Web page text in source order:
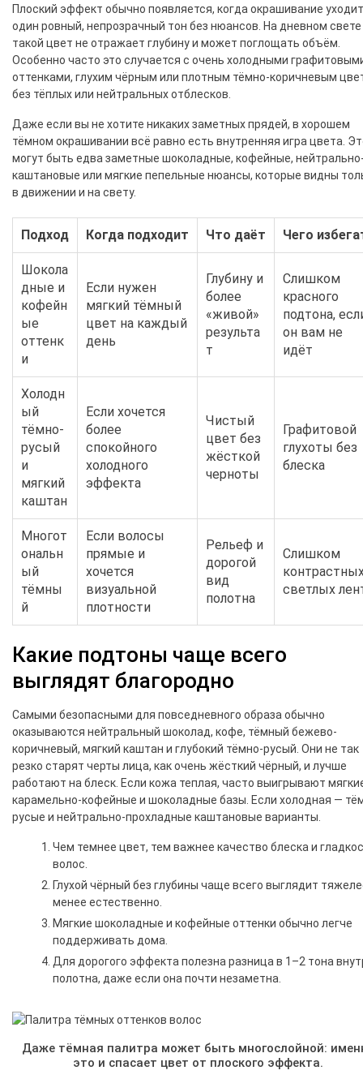
Плоский эффект обычно появляется, когда окрашивание
один ровный, непрозрачный тон без нюансов. На дневном свете
такой цвет не отражает глубину и может поглощать объём.
Особенно часто это случается с очень холодными
оттенками, глухим чёрным или плотным тёмно-коричневым
без тёплых или нейтральных отблесков.
Даже если вы не хотите никаких заметных прядей, в хорошем
тёмном окрашивании всё равно есть внутренняя игра цвета.
могут быть едва заметные шоколадные, кофейные,
каштановые или мягкие пепельные нюансы, которые видны
в движении и на свету.
Подход Когда подходит Что даёт Чего
Шокола
дные и
кофейн
ые
оттенк
и
Если нужен
мягкий тёмный
цвет на каждый
день
Глубину и
более
«живой»
результа
т
Слишком
красного
подтона,
он вам не
идёт
Холодн
ый
тёмно-
русый
и
мягкий
каштан
Если хочется
более
спокойного
холодного
эффекта
Чистый
цвет без
жёсткой
черноты
Графитовой
глухоты без
блеска
Многот
ональн
ый
тёмны
й
Если волосы
прямые и
хочется
визуальной
плотности
Рельеф и
дорогой
вид
полотна
Слишком
светлых
Какие подтоны чаще всего
выглядят благородно
Самыми безопасными для повседневного образа обычно
оказываются нейтральный шоколад, кофе, тёмный бежево-
коричневый, мягкий каштан и глубокий тёмно-русый. Они не так
резко старят черты лица, как очень жёсткий чёрный, и лучше
работают на блеск. Если кожа теплая, часто выигрывают
карамельно-кофейные и шоколадные базы. Если холодная —
русые и нейтрально-прохладные каштановые варианты.
Чем темнее цвет, тем важнее качество блеска и
волос.
Глухой чёрный без глубины чаще всего выглядит
менее естественно.
Мягкие шоколадные и кофейные оттенки обычно легче
поддерживать дома.
Для дорогого эффекта полезна разница в 1–2 тона
полотна, даже если она почти незаметна.
Даже тёмная палитра может быть многослойной:
это и спасает цвет от плоского эффекта.